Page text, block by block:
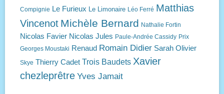
Compignie Le Furieux Le Limonaire Léo Ferré Matthias
Vincenot Michèle Bernard Nathalie Fortin
Nicolas Favier Nicolas Jules Paule-Andrée Cassidy Prix
Georges Moustaki Renaud Romain Didier Sarah Olivier
Skye Thierry Cadet Trois Baudets Xavier
chezleprêtre Yves Jamait